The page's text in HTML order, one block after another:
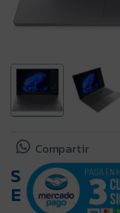
Compartir
S
E